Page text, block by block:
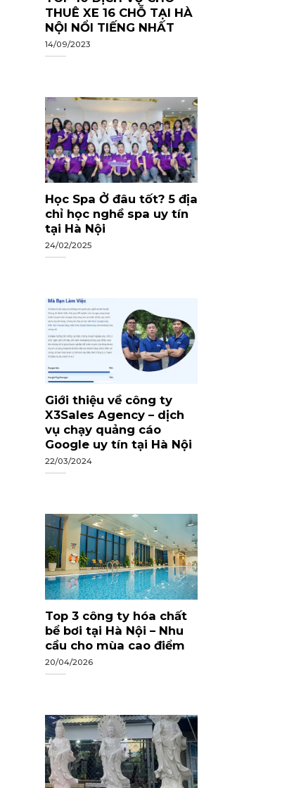
THUÊ XE 16 CHỖ TẠI HÀ
NỘI NỔI TIẾNG NHẤT
14/09/2023
Học Spa Ở đâu tốt? 5 địa
chỉ học nghề spa uy tín
tại Hà Nội
24/02/2025
Giới thiệu về công ty
X3Sales Agency – dịch
vụ chạy quảng cáo
Google uy tín tại Hà Nội
22/03/2024
Top 3 công ty hóa chất
bể bơi tại Hà Nội – Nhu
cầu cho mùa cao điểm
20/04/2026